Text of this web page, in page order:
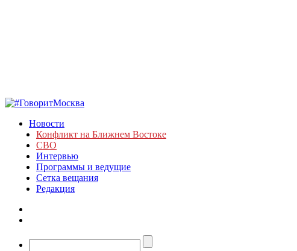
Новости
Конфликт на Ближнем Востоке
СВО
Интервью
Программы и ведущие
Сетка вещания
Редакция